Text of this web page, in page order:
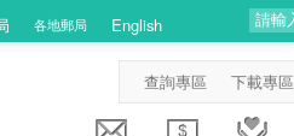
各地郵局 English
查詢專區 下載專區